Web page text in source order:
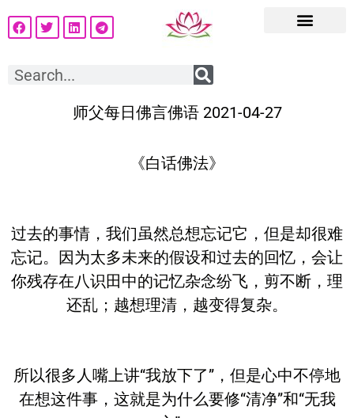
师父每日佛言佛语 2021-04-27
《白话佛法》
过去的事情，我们虽然总想忘记它，但是却很难
忘记。因为太多未来的假设和过去的回忆，会让
你残存在八识田中的记忆杂念纷飞，剪不断，理
还乱；越想理清，越变得复杂。
所以很多人嘴上讲“我放下了”，但是心中不停地
在想这件事，这就是为什么要修“清净”和“无我